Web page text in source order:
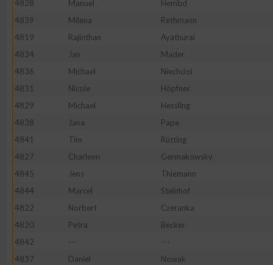
4828
Manuel Hembd
4839
Milena Rethmann
4819
Rajinthan Ayathurai
4834
Jan Mader
4836
Michael Niechciol
4831
Nicole Höpfner
4829
Michael Hessling
4838
Jana Pape
4841
Tim Rütting
4827
Charleen Germakowsky
4845
Jens Thiemann
4844
Marcel Steinhof
4822
Norbert Czeranka
4820
Petra Becker
4842
--- ---
4837
Daniel Nowak